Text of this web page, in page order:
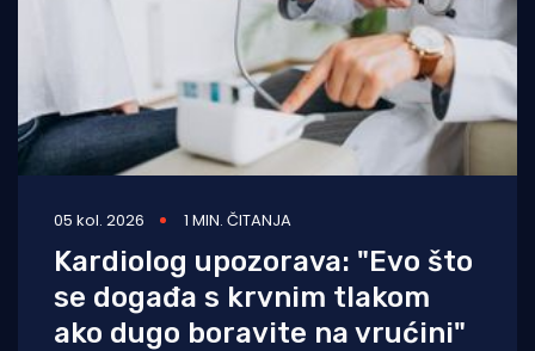
05 kol. 2026 1 MIN. ČITANJA
Kardiolog upozorava: "Evo što
se događa s krvnim tlakom
ako dugo boravite na vrućini"